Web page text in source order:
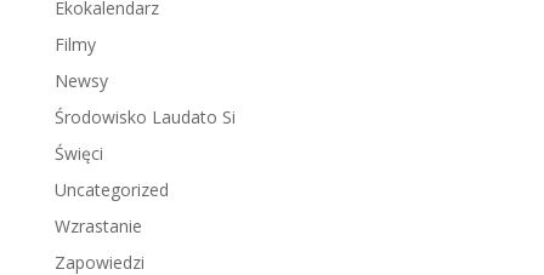
Ekokalendarz
Filmy
Newsy
Środowisko Laudato Si
Święci
Uncategorized
Wzrastanie
Zapowiedzi